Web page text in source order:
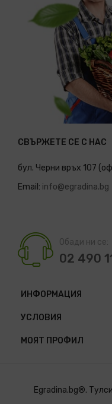
СВЪРЖЕТЕ СЕ С НАС
бул. Черни връх 107
Email: info@egradina.bg
Обади ни се:
02 490
ИНФОРМАЦИЯ
УСЛОВИЯ
МОЯТ ПРОФИЛ
Egradina.bg®.